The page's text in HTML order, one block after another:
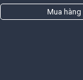
Mua hàng